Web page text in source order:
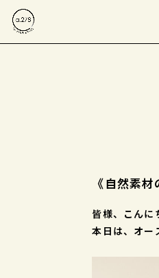
《自然素
皆様、こんに
本日は、オ